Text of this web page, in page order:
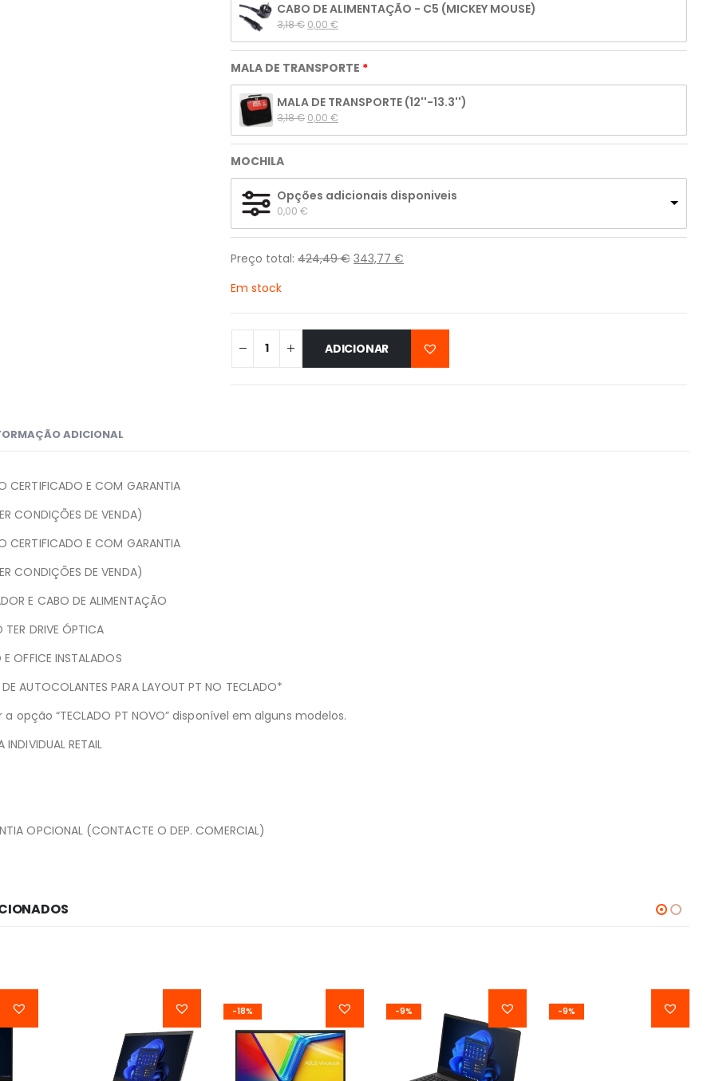
CABO DE ALIMENTAÇÃO - C5 (MICKEY MOUSE)
3,18 € 0,00 €
MALA DE TRANSPORTE
MALA DE TRANSPORTE (12''-13.3'')
3,18 € 0,00 €
MOCHILA
Opções adicionais disponiveis
0,00 €
Preço total:424,49€ 343,77€
Em stock
ADICIONAR
ADICIONAL
CERTIFICADO E COM GARANTIA
CONDIÇÕES DE VENDA)
CERTIFICADO E COM GARANTIA
CONDIÇÕES DE VENDA)
E CABO DE ALIMENTAÇÃO
TER DRIVE ÓPTICA
OFFICE INSTALADOS
AUTOCOLANTES PARA LAYOUT PT NO TECLADO*
opção “TECLADO PT NOVO” disponível em alguns modelos.
RETAIL
OPCIONAL (CONTACTE O DEP. COMERCIAL)
-18% -9% -9%